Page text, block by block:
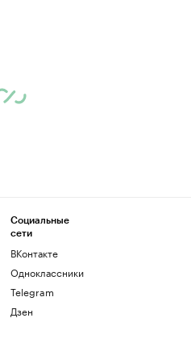
Социальные
сети
ВКонтакте
Одноклассники
Telegram
Дзен